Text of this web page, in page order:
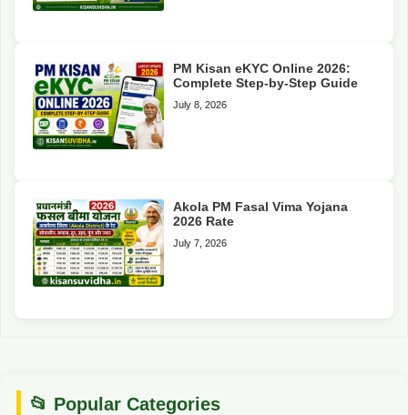
PM Kisan eKYC Online 2026:
Complete Step-by-Step Guide
July 8, 2026
Akola PM Fasal Vima Yojana
2026 Rate
July 7, 2026
📂 Popular Categories